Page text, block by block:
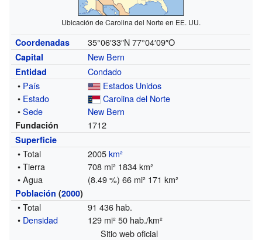
Ubicación de Carolina del Norte en EE. UU.
Coordenadas 35°06′33″N 77°04′09″O
Capital New Bern
Entidad
Condado
• País
Estados Unidos
• Estado
Carolina del Norte
•Sede New Bern
Fundación 1712
Superficie
• Total 2005km²
• Tierra
708 mi² 1834 km²
• Agua
(8.49 %) 66 mi² 171 km²
Población (2000)
• Total
91 436 hab.
• Densidad
129 mi² 50 hab./km²
Sitio web oficial